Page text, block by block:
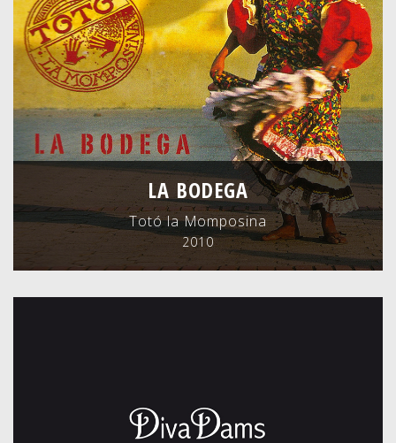
LA BODEGA
Totó la Momposina
2010